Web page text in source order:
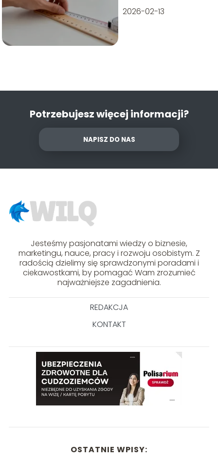
2026-02-13
Potrzebujesz więcej informacji?
NAPISZ DO NAS
Jesteśmy pasjonatami wiedzy o biznesie,
marketingu, nauce, pracy i rozwoju osobistym. Z
radością dzielimy się sprawdzonymi poradami i
ciekawostkami, by pomagać Wam zrozumieć
najważniejsze zagadnienia.
REDAKCJA
KONTAKT
OSTATNIE WPISY: